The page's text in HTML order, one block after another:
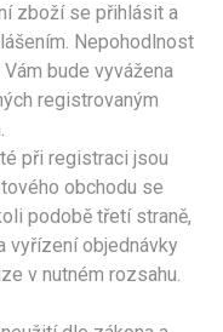
zboží se přihlásit a
Nepohodlnost
bude vyvážena
registrovaným
při registraci jsou
obchodu se
podobě třetí straně,
vyřízení objednávky
v nutném rozsahu.